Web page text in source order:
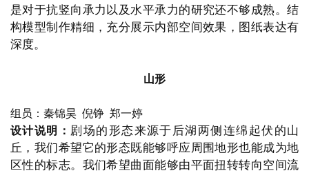
是对于抗竖向承力以及水平承力的研究还不够成熟。结
构模型制作精细，充分展示内部空间效果，图纸表达有
深度。
山形
组员：秦锦昊 倪铮  郑一婷
设计说明： 剧场的形态来源于后湖两侧连绵起伏的山
丘，我们希望它的形态既能够呼应周围地形也能成为地
区性的标志。我们希望曲面能够由平面扭转转向空间流